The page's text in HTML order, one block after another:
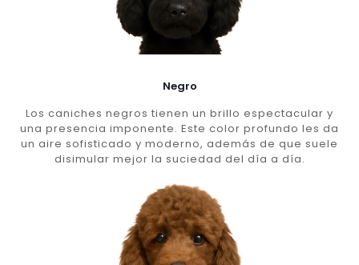
Negro
Los caniches negros tienen un brillo espectacular y
una presencia imponente. Este color profundo les da
un aire sofisticado y moderno, además de que suele
disimular mejor la suciedad del día a día.